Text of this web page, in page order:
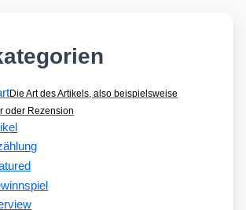
Die Art des Artikels, also beispielsweise
oder Rezension